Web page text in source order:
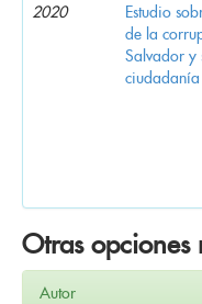
2020
Estudio
de la
Salvador y
ciudadanía
Otras opciones
Autor